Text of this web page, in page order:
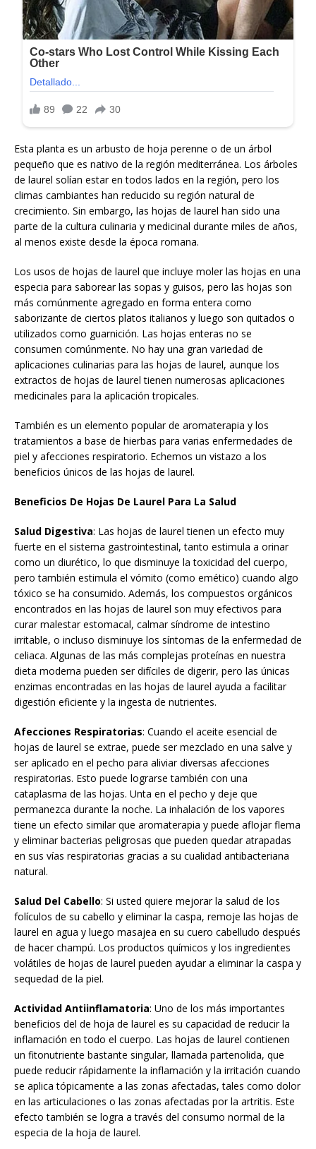
Esta planta es un arbusto de hoja perenne o de un árbol
pequeño que es nativo de la región mediterránea. Los árboles
de laurel solían estar en todos lados en la región, pero los
climas cambiantes han reducido su región natural de
crecimiento. Sin embargo, las hojas de laurel han sido una
parte de la cultura culinaria y medicinal durante miles de años,
al menos existe desde la época romana.
Los usos de hojas de laurel que incluye moler las hojas en una
especia para saborear las sopas y guisos, pero las hojas son
más comúnmente agregado en forma entera como
saborizante de ciertos platos italianos y luego son quitados o
utilizados como guarnición. Las hojas enteras no se
consumen comúnmente. No hay una gran variedad de
aplicaciones culinarias para las hojas de laurel, aunque los
extractos de hojas de laurel tienen numerosas aplicaciones
medicinales para la aplicación tropicales.
También es un elemento popular de aromaterapia y los
tratamientos a base de hierbas para varias enfermedades de
piel y afecciones respiratorio. Echemos un vistazo a los
beneficios únicos de las hojas de laurel.
Beneficios De Hojas De Laurel Para La Salud
Salud Digestiva: Las hojas de laurel tienen un efecto muy
fuerte en el sistema gastrointestinal, tanto estimula a orinar
como un diurético, lo que disminuye la toxicidad del cuerpo,
pero también estimula el vómito (como emético) cuando algo
tóxico se ha consumido. Además, los compuestos orgánicos
encontrados en las hojas de laurel son muy efectivos para
curar malestar estomacal, calmar síndrome de intestino
irritable, o incluso disminuye los síntomas de la enfermedad de
celiaca. Algunas de las más complejas proteínas en nuestra
dieta moderna pueden ser difíciles de digerir, pero las únicas
enzimas encontradas en las hojas de laurel ayuda a facilitar
digestión eficiente y la ingesta de nutrientes.
Afecciones Respiratorias: Cuando el aceite esencial de
hojas de laurel se extrae, puede ser mezclado en una salve y
ser aplicado en el pecho para aliviar diversas afecciones
respiratorias. Esto puede lograrse también con una
cataplasma de las hojas. Unta en el pecho y deje que
permanezca durante la noche. La inhalación de los vapores
tiene un efecto similar que aromaterapia y puede aflojar flema
y eliminar bacterias peligrosas que pueden quedar atrapadas
en sus vías respiratorias gracias a su cualidad antibacteriana
natural.
Salud Del Cabello: Si usted quiere mejorar la salud de los
folículos de su cabello y eliminar la caspa, remoje las hojas de
laurel en agua y luego masajea en su cuero cabelludo después
de hacer champú. Los productos químicos y los ingredientes
volátiles de hojas de laurel pueden ayudar a eliminar la caspa y
sequedad de la piel.
Actividad Antiinflamatoria: Uno de los más importantes
beneficios del de hoja de laurel es su capacidad de reducir la
inflamación en todo el cuerpo. Las hojas de laurel contienen
un fitonutriente bastante singular, llamada partenolida, que
puede reducir rápidamente la inflamación y la irritación cuando
se aplica tópicamente a las zonas afectadas, tales como dolor
en las articulaciones o las zonas afectadas por la artritis. Este
efecto también se logra a través del consumo normal de la
especia de la hoja de laurel.